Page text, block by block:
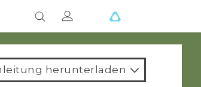
herunterladen